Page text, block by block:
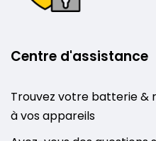
Centre d'assistance
Trouvez votre batterie &
à vos appareils